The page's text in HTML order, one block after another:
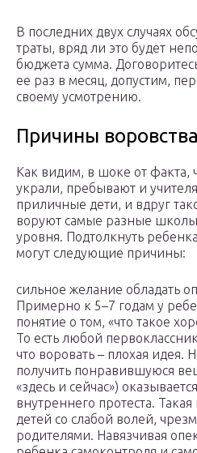
В последних двух случаях
траты, вряд ли это будет
бюджета сумма.
ее раз в месяц, допустим,
своему усмотрению.
Причины воровства
Как видим, в шоке от факта,
украли, пребывают и
приличные дети, и вдруг
воруют самые разные
уровня. Подтолкнуть
могут следующие причины:
сильное желание обладать
Примерно к 5–7 годам у
понятие о том, «что такое
То есть любой
что воровать – плохая идея.
получить понравившуюся
«здесь и сейчас»)
внутреннего протеста.
детей со слабой волей,
родителями. Навязчивая